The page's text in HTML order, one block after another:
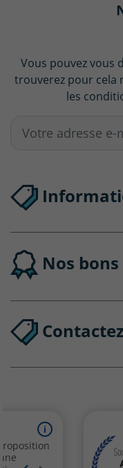
Vous pouvez vous
trouverez pour cela
les
Nos